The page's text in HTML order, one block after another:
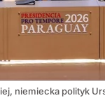
niemiecka polityk